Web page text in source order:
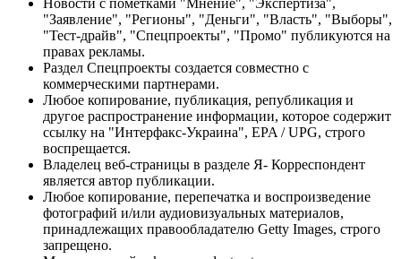
Новости с пометками "Мнение", "Экспертиза",
"Заявление", "Регионы", "Деньги", "Власть", "Выборы",
"Тест-драйв", "Спецпроекты", "Промо" публикуются на
правах рекламы.
Раздел Спецпроекты создается совместно с
коммерческими партнерами.
Любое копирование, публикация, републикация и
другое распространение информации, которое содержит
ссылку на "Интерфакс-Украина", EPA / UPG, строго
воспрещается.
Владелец веб-страницы в разделе Я- Корреспондент
является автор публикации.
Любое копирование, перепечатка и воспроизведение
фотографий и/или аудиовизуальных материалов,
принадлежащих правообладателю Getty Images, строго
запрещено.